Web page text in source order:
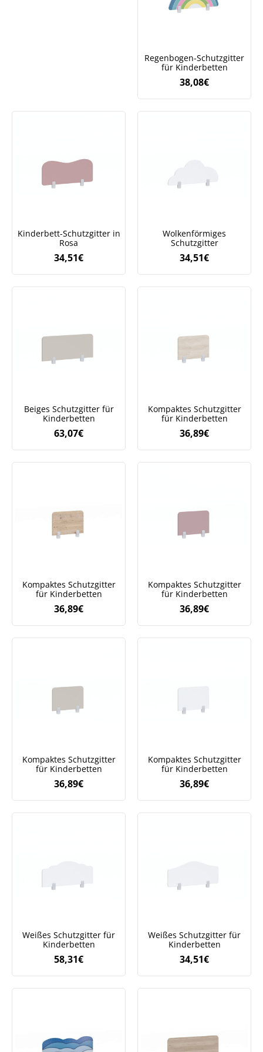
Regenbogen-Schutzgitter
für Kinderbetten
38,08€
Kinderbett-Schutzgitter in
Rosa
34,51€
Wolkenförmiges
Schutzgitter
34,51€
Beiges Schutzgitter für
Kinderbetten
63,07€
Kompaktes Schutzgitter
für Kinderbetten
36,89€
Kompaktes Schutzgitter
für Kinderbetten
36,89€
Kompaktes Schutzgitter
für Kinderbetten
36,89€
Kompaktes Schutzgitter
für Kinderbetten
36,89€
Kompaktes Schutzgitter
für Kinderbetten
36,89€
Weißes Schutzgitter für
Kinderbetten
58,31€
Weißes Schutzgitter für
Kinderbetten
34,51€
Jetzt 5% Rabatt